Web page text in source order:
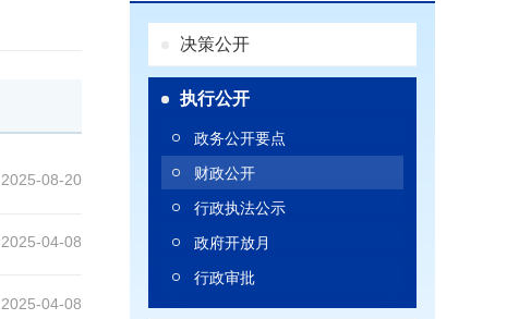
决策公开
执行公开
政务公开要点
财政公开
行政执法公示
政府开放月
行政审批
2025-08-20
2025-04-08
2025-04-08